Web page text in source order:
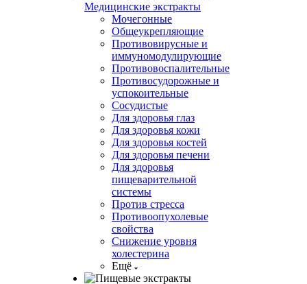
Медицинские экстракты
Мочегонные
Общеукрепляющие
Противовирусные и
иммуномодулирующие
Противовоспалительные
Противосудорожные и
успокоительные
Сосудистые
Для здоровья глаз
Для здоровья кожи
Для здоровья костей
Для здоровья печени
Для здоровья
пищеварительной
системы
Против стресса
Противоопухолевые
свойства
Снижение уровня
холестерина
Ещё